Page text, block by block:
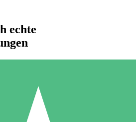
Credit-Pakete
echte